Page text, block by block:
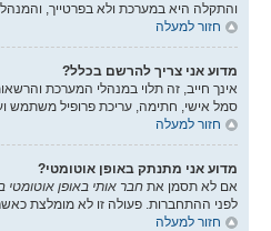
והתקלה היא במערכת ולא בפרטייך,
חזור למעלה
מדוע אני צריך להרשם בכלל?
אינך חייב, זה תלוי במנהלי המערכת
סמל אישי, חתימה, עריכת פרופיל משתמש
חזור למעלה
מדוע אני מתנתק באופן אוטומטי?
אם לא תסמן את חבר אותי באופן אוטומטי
לפני ההתחברות. פעולה זו לא מומלצת
חזור למעלה